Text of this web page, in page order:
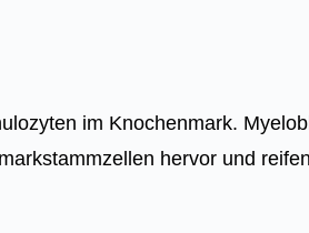
im Knochenmark.
hervor und